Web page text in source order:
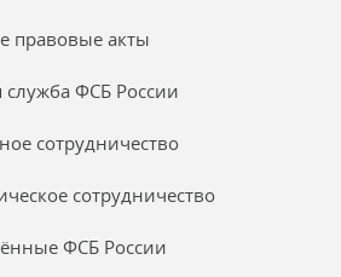
правовые акты
служба ФСБ России
сотрудничество
сотрудничество
ФСБ России